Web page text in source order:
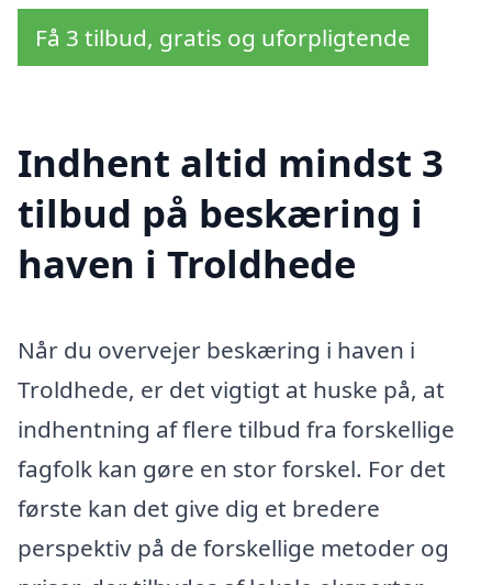
Få 3 tilbud, gratis og uforpligtende
Indhent altid mindst 3
tilbud på beskæring i
haven i Troldhede
Når du overvejer beskæring i haven i
Troldhede, er det vigtigt at huske på, at
indhentning af flere tilbud fra forskellige
fagfolk kan gøre en stor forskel. For det
første kan det give dig et bredere
perspektiv på de forskellige metoder og